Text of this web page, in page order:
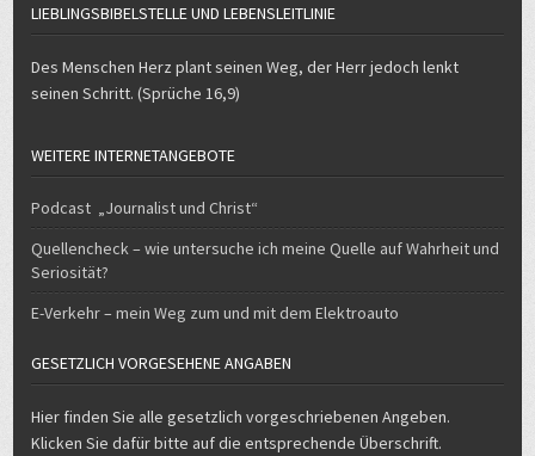
LIEBLINGSBIBELSTELLE UND LEBENSLEITLINIE
Des Menschen Herz plant seinen Weg, der Herr jedoch lenkt
seinen Schritt. (Sprüche 16,9)
WEITERE INTERNETANGEBOTE
Podcast „Journalist und Christ“
Quellencheck – wie untersuche ich meine Quelle auf Wahrheit und
Seriosität?
E-Verkehr – mein Weg zum und mit dem Elektroauto
GESETZLICH VORGESEHENE ANGABEN
Hier finden Sie alle gesetzlich vorgeschriebenen Angeben.
Klicken Sie dafür bitte auf die entsprechende Überschrift.